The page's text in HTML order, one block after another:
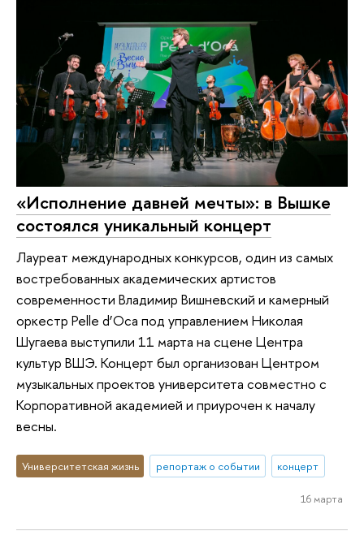
«Исполнение давней мечты»: в Вышке
состоялся уникальный концерт
Лауреат международных конкурсов, один из самых
востребованных академических артистов
современности Владимир Вишневский и камерный
оркестр Pelle d’Oca под управлением Николая
Шугаева выступили 11 марта на сцене Центра
культур ВШЭ. Концерт был организован Центром
музыкальных проектов университета совместно с
Корпоративной академией и приурочен к началу
весны.
Университетская жизнь репортаж о событии концерт
16 марта